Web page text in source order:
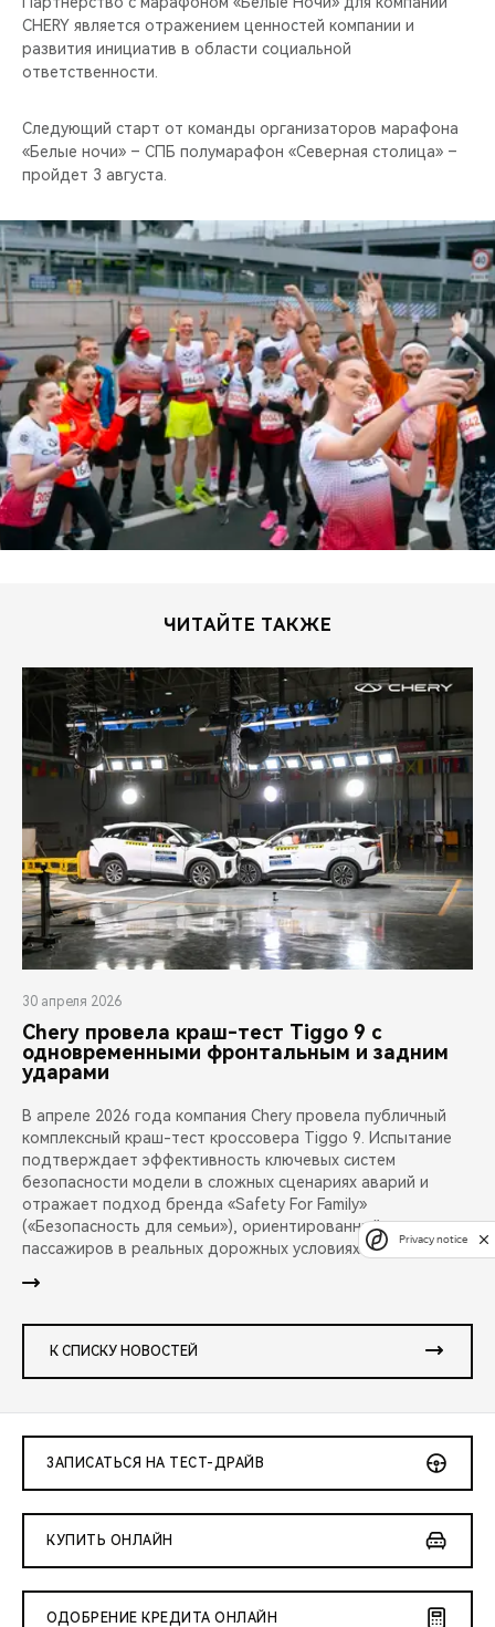
CHERY является отражением ценностей компании и
развития инициатив в области социальной
ответственности.
Следующий старт от команды организаторов марафона
«Белые ночи» – СПБ полумарафон «Северная столица» –
пройдет 3 августа.
ЧИТАЙТЕ ТАКЖЕ
30 апреля 2026
Chery провела краш-тест Tiggo 9 с
одновременными фронтальным и задним
ударами
В апреле 2026 года компания Chery провела публичный
комплексный краш-тест кроссовера Tiggo 9. Испытание
подтверждает эффективность ключевых систем
безопасности модели в сложных сценариях аварий и
отражает подход бренда «Safety For Family»
(«Безопасность для семьи»), ориентированный на защиту
пассажиров в реальных дорожных условиях.
К СПИСКУ НОВОСТЕЙ
ЗАПИСАТЬСЯ НА ТЕСТ-ДРАЙВ
КУПИТЬ ОНЛАЙН
ОДОБРЕНИЕ КРЕДИТА ОНЛАЙН
Privacy notice